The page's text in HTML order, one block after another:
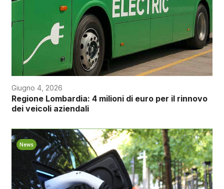
Giugno 4, 2026
Regione Lombardia: 4 milioni di euro per il rinnovo
dei veicoli aziendali
News